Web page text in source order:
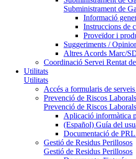
Subministrament de
Informació
Instruccions de
Proveïdor i
Suggeriments /
Altres Acords Marc/
Coordinació Servei Rentat
Utilitats
Utilitats
Accés a formularis de
Prevenció de Riscos Laborals
Prevenció de Riscos Laborals
Aplicació informàtica
(Español) Guía del
Documentació de
Gestió de Residus Perillosos
Gestió de Residus Perillosos